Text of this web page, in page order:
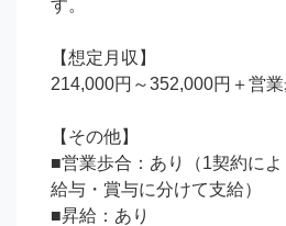
す。
【想定月収】
214,000円～352,000円＋営
【その他】
■営業歩合：あり（1契約に
給与・賞与に分けて支給）
■昇給：あり